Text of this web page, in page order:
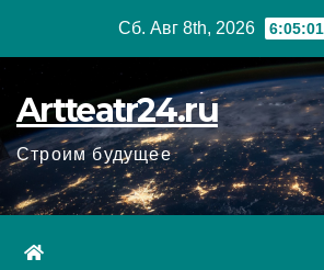
Сб. Авг 8th, 2026
Artteatr24.ru
Строим будущее